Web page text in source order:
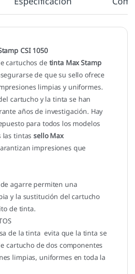
CSI 1050
cartuchos de tinta Max Stamp
de que su sello ofrece
limpias y uniformes.
cartucho y la tinta se han
años de investigación. Hay
para todos los modelos
las tintassello Max
impresiones que
agarre permiten una
y la sustitución del cartucho
de tinta.
de la tinta evita que la tinta se
cartucho de dos componentes
limpias, uniformes en toda la